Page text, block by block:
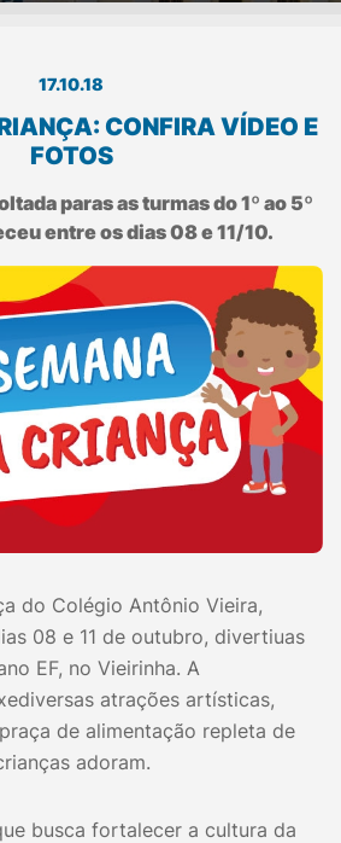
17.10.18
CONFIRA VÍDEO E
FOTOS
paras as turmas do 1º ao 5º
entre os dias 08 e 11/10.
do Colégio Antônio Vieira,
08 e 11 de outubro, divertiuas
EF, no Vieirinha. A
atrações artísticas,
de alimentação repleta de
adoram.
busca fortalecer a cultura da